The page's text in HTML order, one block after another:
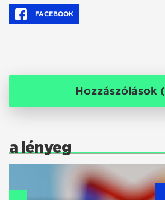
FACEBOOK
Hozzászólások (
a lényeg